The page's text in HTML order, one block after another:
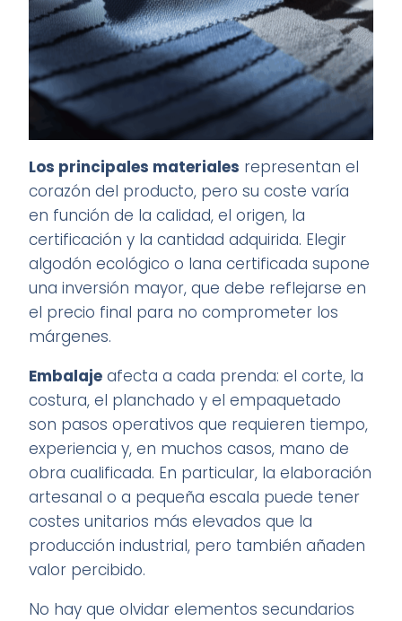
Los principales materiales representan el
corazón del producto, pero su coste varía
en función de la calidad, el origen, la
certificación y la cantidad adquirida. Elegir
algodón ecológico o lana certificada supone
una inversión mayor, que debe reflejarse en
el precio final para no comprometer los
márgenes.
Embalaje afecta a cada prenda: el corte, la
costura, el planchado y el empaquetado
son pasos operativos que requieren tiempo,
experiencia y, en muchos casos, mano de
obra cualificada. En particular, la elaboración
artesanal o a pequeña escala puede tener
costes unitarios más elevados que la
producción industrial, pero también añaden
valor percibido.
No hay que olvidar elementos secundarios